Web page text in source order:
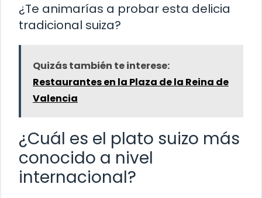
¿Te animarías a probar esta delicia
tradicional suiza?
Quizás también te interese:
Restaurantes en la Plaza de la Reina de
Valencia
¿Cuál es el plato suizo más
conocido a nivel
internacional?